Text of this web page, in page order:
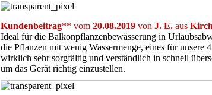
Kundenbeitrag** vom 20.08.2019 von J. E. aus
Ideal für die Balkonpflanzenbewässerung in
die Pflanzen mit wenig Wassermenge, eines für
wirklich sehr sorgfältig und verständlich in schnell
um das Gerät richtig einzustellen.